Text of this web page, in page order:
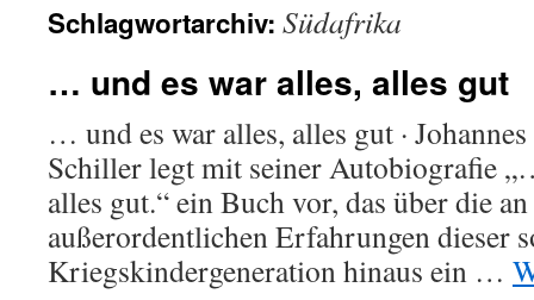
Schlagwortarchiv: Südafrika
… und es war alles, alles gut
… und es war alles, alles gut ·
Schiller legt mit seiner Autobiografie
alles gut.“ ein Buch vor, das über die
außerordentlichen Erfahrungen dieser
Kriegskindergeneration hinaus ein …